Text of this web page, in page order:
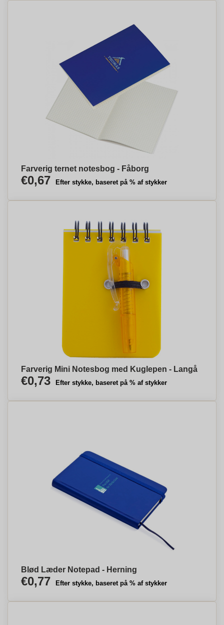
Farverig ternet notesbog - Fåborg
€0,67 Efter stykke, baseret på % af stykker
Farverig Mini Notesbog med Kuglepen - Langå
€0,73 Efter stykke, baseret på % af stykker
Blød Læder Notepad - Herning
€0,77 Efter stykke, baseret på % af stykker